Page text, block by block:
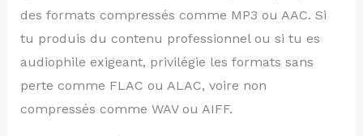
des formats compressés comme MP3 ou AAC. Si
tu produis du contenu professionnel ou si tu es
audiophile exigeant, privilégie les formats sans
perte comme FLAC ou ALAC, voire non
compressés comme WAV ou AIFF.